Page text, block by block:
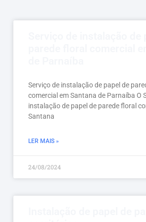
Serviço de instalação de papel de
comercial em Santana de Parnaíba O
instalação de papel de parede floral
Santana
LER MAIS »
24/08/2024